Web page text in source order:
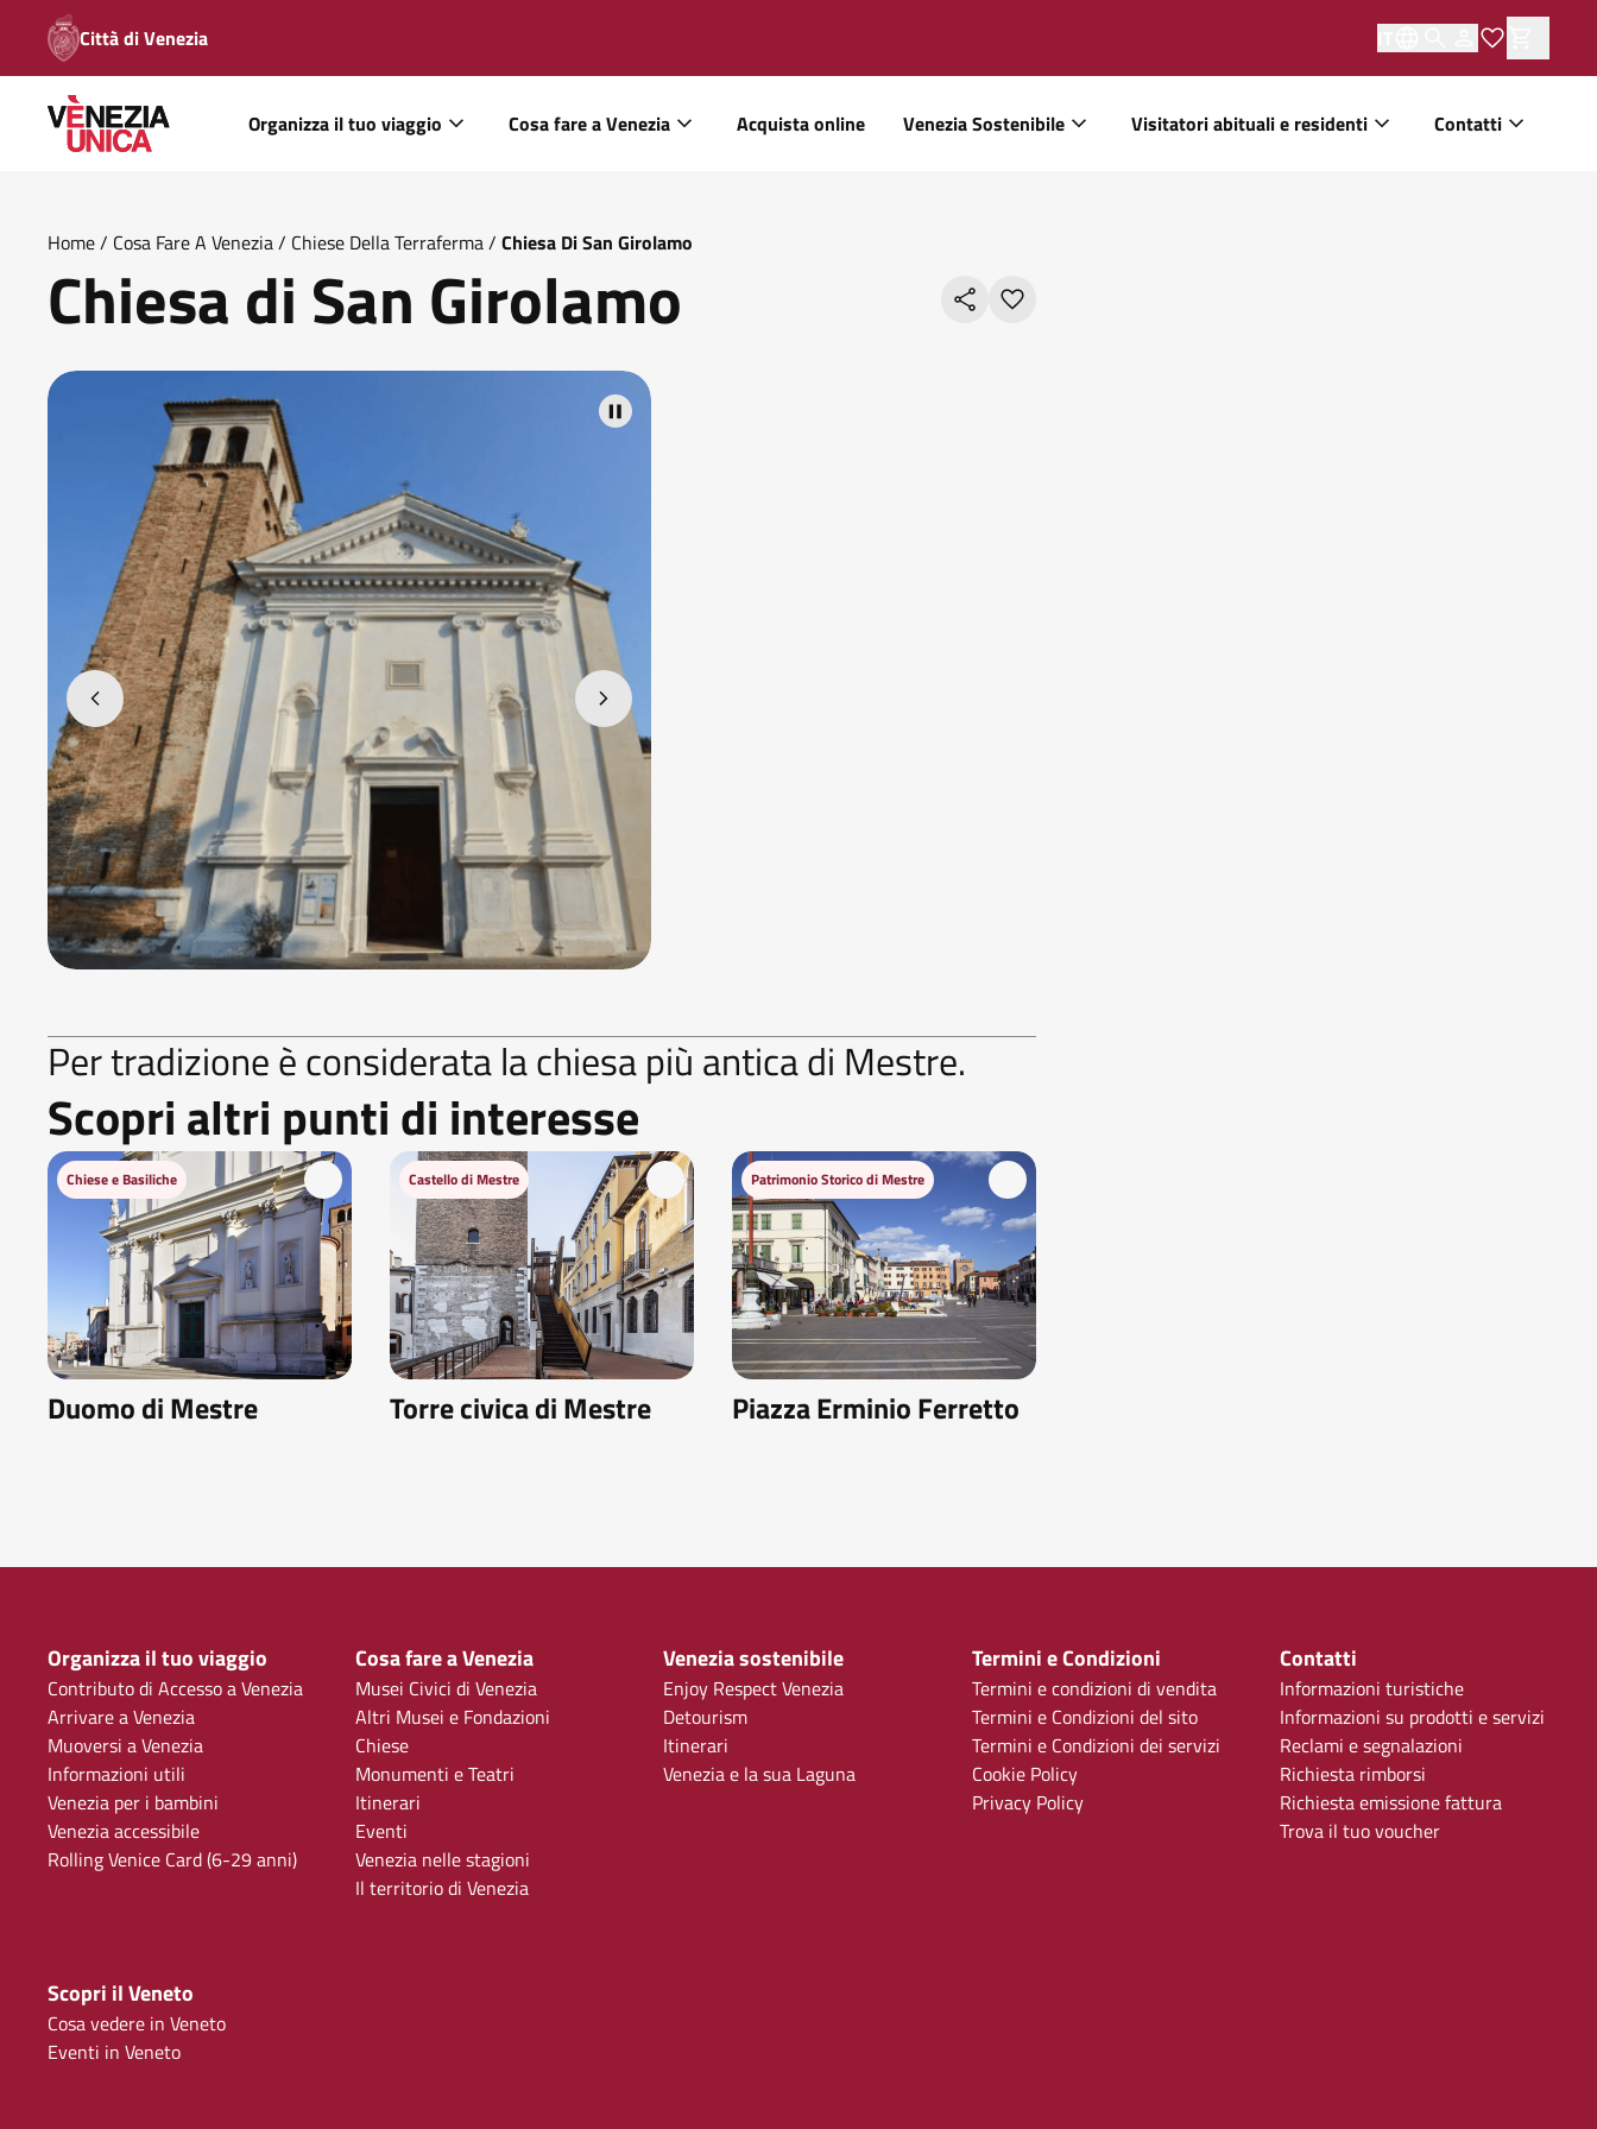
Città di Venezia
Organizza il tuo viaggio Cosa fare a Venezia Acquista online Venezia Sostenibile Visitatori abituali e residenti Contatti
Home/ Cosa Fare A Venezia/ Chiese Della Terraferma/ Chiesa Di San Girolamo
Chiesa di San Girolamo
Per tradizione è considerata la chiesa più antica di Mestre.
Scopri altri punti di interesse
Chiese e Basiliche
Duomo di Mestre
Castello di Mestre
Torre civica di Mestre
Patrimonio Storico di Mestre
Piazza Erminio Ferretto
Organizza il tuo viaggio
Contributo di Accesso a Venezia
Arrivare a Venezia
Muoversi a Venezia
Informazioni utili
Venezia per i bambini
Venezia accessibile
Rolling Venice Card (6-29 anni)
Cosa fare a Venezia
Musei Civici di Venezia
Altri Musei e Fondazioni
Chiese
Monumenti e Teatri
Itinerari
Eventi
Venezia nelle stagioni
Il territorio di Venezia
Venezia sostenibile
Enjoy Respect Venezia
Detourism
Itinerari
Venezia e la sua Laguna
Termini e Condizioni
Termini e condizioni di vendita
Termini e Condizioni del sito
Termini e Condizioni dei servizi
Cookie Policy
Privacy Policy
Contatti
Informazioni turistiche
Informazioni su prodotti e servizi
Reclami e segnalazioni
Richiesta rimborsi
Richiesta emissione fattura
Trova il tuo voucher
Scopri il Veneto
Cosa vedere in Veneto
Eventi in Veneto